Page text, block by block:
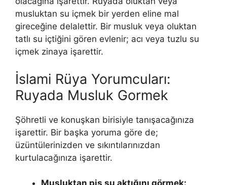
musluktan su içmek bir yerden eline mal
gireceğine delalettir. Bir musluk veya oluktan
tatlı su içtiğini gören evlenir; acı veya tuzlu su
içmek zinaya işa­rettir.
İslami Rüya Yorumcuları:
Ruyada Musluk Gormek
Şöhretli ve konuşkan birisiyle tanışacağınıza
işarettir. Bir başka yoruma göre de;
üzüntülerinizden ve sıkıntılarınızdan
kurtulacağınıza işaret­tir.
Musluktan pis su aktığını görmek: